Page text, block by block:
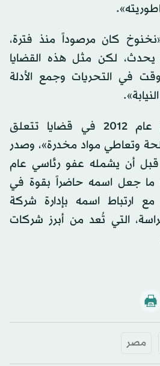
كان مرصوداً منذ فترة،
لكن مثل هذه القضايا
في التحريات وجمع الأدلة
وسبق وأُدين نخنوخ عام 2012 في قضايا تتعلق
وتعاطي مواد مخدرة»، وصدر
أن يشمله عفو رئاسي عام
ما جعل اسمه حاضراً بقوة في
مع ارتباط اسمه بإدارة شركة
التي تُعد من أبرز شركات
مصر